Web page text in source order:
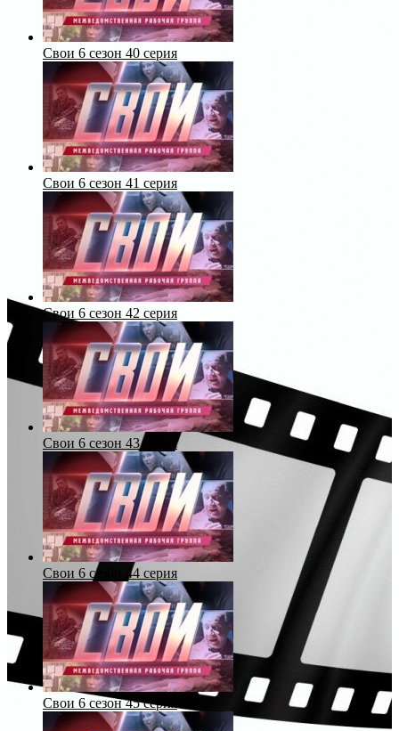
Свои 6 сезон 40 серия
Свои 6 сезон 41 серия
Свои 6 сезон 42 серия
Свои 6 сезон 43 серия
Свои 6 сезон 44 серия
Свои 6 сезон 45 серия